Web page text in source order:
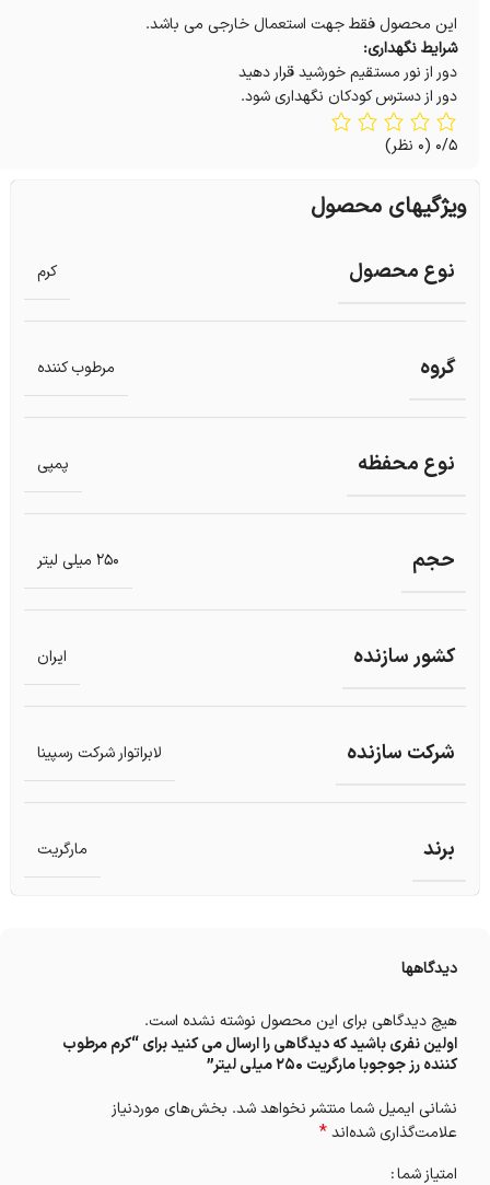
این محصول فقط جهت استعمال خارجی می باشد.
شرایط نگهداری:
دور از نور مستقیم خورشید قرار دهید
دور از دسترس کودکان نگهداری شود.
0/5 (0 نظر)
ویژگیهای محصول
نوع محصول کرم
گروه مرطوب کننده
نوع محفظه پمپی
حجم 250 میلی لیتر
کشور سازنده ایران
شرکت سازنده لابراتوار شرکت رسپینا
برند مارگریت
دیدگاهها
هیچ دیدگاهی برای این محصول نوشته نشده است.
اولین نفری باشید که دیدگاهی را ارسال می کنید برای “کرم مرطوب
کننده رز جوجوبا مارگریت 250 میلی لیتر”
نشانی ایمیل شما منتشر نخواهد شد. بخش‌های موردنیاز
علامت‌گذاری شده‌اند*
امتیاز شما